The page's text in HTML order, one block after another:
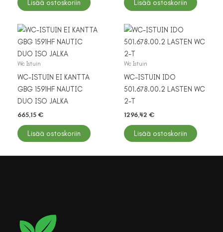
Lisää ostoskoriin Lisää ostoskoriin
Wc Istuin
WC-ISTUIN EI KANTTA
GBG 1591HF NAUTIC
DUO ISO JALKA
665,15 €
Lisää ostoskoriin
Wc Istuin
WC-ISTUIN IDO
501.678.00.2 LASTEN WC
2-T
1296,42 €
Lisää ostoskoriin